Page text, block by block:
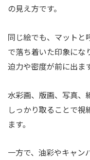
の見え方です。
同じ絵でも、マットと
で落ち着いた印象にな
迫力や密度が前に出ま
水彩画、版画、写真、
しっかり取ることで視
ます。
一方で、油彩やキャン